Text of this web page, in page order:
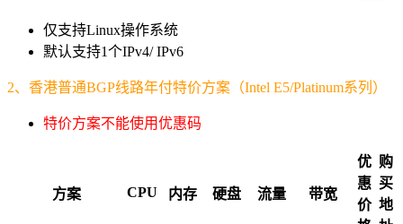
仅支持Linux操作系统
默认支持1个IPv4/ IPv6
2、香港普通BGP线路年付特价方案（Intel E5/Platinum系列）
特价方案不能使用优惠码
方案 CPU 内存 硬盘 流量 带宽
优
惠
价
购
买
地